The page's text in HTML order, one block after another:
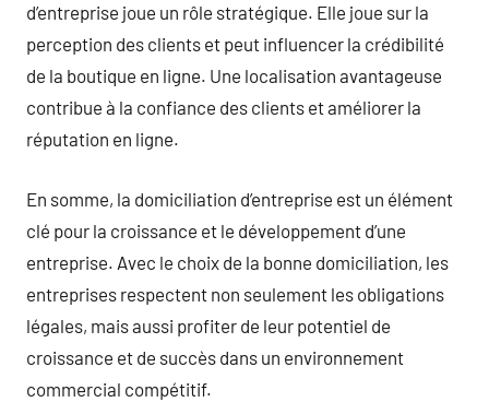
d’entreprise joue un rôle stratégique. Elle joue sur la
perception des clients et peut influencer la crédibilité
de la boutique en ligne. Une localisation avantageuse
contribue à la confiance des clients et améliorer la
réputation en ligne.
En somme, la domiciliation d’entreprise est un élément
clé pour la croissance et le développement d’une
entreprise. Avec le choix de la bonne domiciliation, les
entreprises respectent non seulement les obligations
légales, mais aussi profiter de leur potentiel de
croissance et de succès dans un environnement
commercial compétitif.